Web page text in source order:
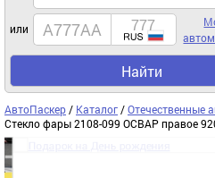
или
Найти
АвтоПаскер / Каталог /Отечественные
Стекло фары 2108-099 ОСВАР правое